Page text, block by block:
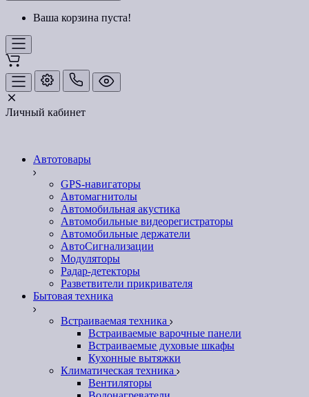
Ваша корзина пуста!
Личный кабинет
Автотовары
GPS-навигаторы
Автомагнитолы
Автомобильная акустика
Автомобильные видеорегистраторы
Автомобильные держатели
АвтоСигнализации
Модуляторы
Радар-детекторы
Разветвители прикривателя
Бытовая техника
Встраиваемая техника
Встраиваемые варочные панели
Встраиваемые духовые шкафы
Кухонные вытяжки
Климатическая техника
Вентиляторы